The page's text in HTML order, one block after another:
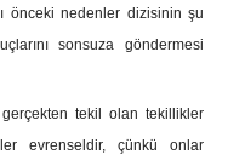
önceki nedenler dizisinin şu
sonsuza göndermesi
tekil olan tekillikler
evrenseldir, çünkü onlar